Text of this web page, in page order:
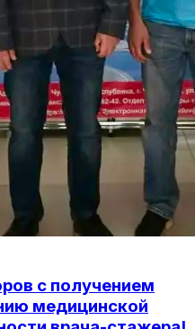
с получением
медицинской